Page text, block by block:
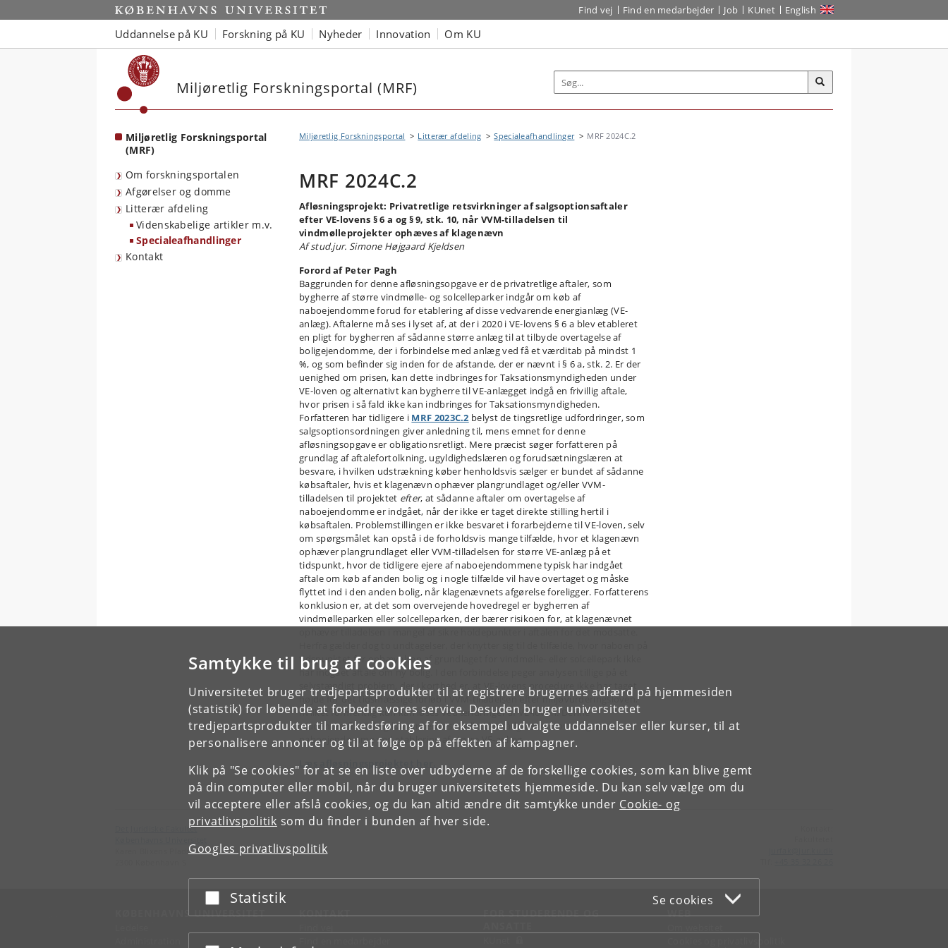
Samtykke til brug af cookies
Universitetet bruger tredjepartsprodukter til at registrere brugernes adfærd på hjemmesiden
(statistik) for løbende at forbedre vores service. Desuden bruger universitetet
tredjepartsprodukter til markedsføring af for eksempel udvalgte uddannelser eller kurser, til at
personalisere annoncer og til at følge op på effekten af kampagner.
Klik på "Se cookies" for at se en liste over udbyderne af de forskellige cookies, som kan blive gemt
på din computer eller mobil, når du bruger universitetets hjemmeside. Du kan selv vælge om du
vil acceptere eller afslå cookies, og du kan altid ændre dit samtykke under Cookie- og
privatlivspolitik som du finder i bunden af hver side.
Googles privatlivspolitik
Acceptér eller afslå
Statistik Se cookies
Start Find vej Find en medarbejder Job KUnet English
Uddannelse på KU Forskning på KU Nyheder Innovation Om KU
Miljøretlig Forskningsportal (MRF)
Miljøretlig Forskningsportal
(MRF)
Om forskningsportalen
Afgørelser og domme
Litterær afdeling
Videnskabelige artikler m.v.
Specialeafhandlinger
Kontakt
Miljøretlig Forskningsportal Litterær afdeling Specialeafhandlinger MRF 2024C.2
MRF 2024C.2
Afløsningsprojekt: Privatretlige retsvirkninger af salgsoptionsaftaler
efter VE-lovens § 6 a og § 9, stk. 10, når VVM-tilladelsen til
vindmølleprojekter ophæves af klagenævn
Af stud.jur. Simone Højgaard Kjeldsen
Forord af Peter Pagh
Baggrunden for denne afløsningsopgave er de privatretlige aftaler, som
bygherre af større vindmølle- og solcelleparker indgår om køb af
naboejendomme forud for etablering af disse vedvarende energianlæg (VE-
anlæg). Aftalerne må ses i lyset af, at der i 2020 i VE-lovens § 6 a blev etableret
en pligt for bygherren af sådanne større anlæg til at tilbyde overtagelse af
boligejendomme, der i forbindelse med anlæg ved få et værditab på mindst 1
%, og som befinder sig inden for de afstande, der er nævnt i § 6 a, stk. 2. Er der
uenighed om prisen, kan dette indbringes for Taksationsmyndigheden under
VE-loven og alternativt kan bygherre til VE-anlægget indgå en frivillig aftale,
hvor prisen i så fald ikke kan indbringes for Taksationsmyndigheden.
Forfatteren har tidligere i MRF 2023C.2 belyst de tingsretlige udfordringer, som
salgsoptionsordningen giver anledning til, mens emnet for denne
afløsningsopgave er obligationsretligt. Mere præcist søger forfatteren på
grundlag af aftalefortolkning, ugyldighedslæren og forudsætningslæren at
besvare, i hvilken udstrækning køber henholdsvis sælger er bundet af sådanne
købsaftaler, hvis et klagenævn ophæver plangrundlaget og/eller VVM-
tilladelsen til projektet efter, at sådanne aftaler om overtagelse af
naboejendomme er indgået, når der ikke er taget direkte stilling hertil i
købsaftalen. Problemstillingen er ikke besvaret i forarbejderne til VE-loven, selv
om spørgsmålet kan opstå i de forholdsvis mange tilfælde, hvor et klagenævn
ophæver plangrundlaget eller VVM-tilladelsen for større VE-anlæg på et
tidspunkt, hvor de tidligere ejere af naboejendommene typisk har indgået
aftale om køb af anden bolig og i nogle tilfælde vil have overtaget og måske
flyttet ind i den anden bolig, når klagenævnets afgørelse foreligger. Forfatterens
konklusion er, at det som overvejende hovedregel er bygherren af
vindmølleparken eller solcelleparken, der bærer risikoen for, at klagenævnet
tidspunktet for ophævelsen af grundlaget for vindmølle- eller solcellepark ikke
har indgået aftale om ny bolig. I den forbindelse peger analysen tillige på et
selvstændigt problem, der i korthed er, at VE-lovens procedure ikke har taget
højde for det tidsmæssige forløb i VVM-tilladelsen efter miljøvurderingsloven,
hvilket formentlig kun kan løses ved ændringer af VE-loven. Denne
studenterafhandling kan anbefales til alle, der rådgiver om overtagelse af
naboejendomme ved etablering af større VE-anlæg.
Læs afløsningsprojektet her.
Det Juridiske Fakultet
Karen Blixens Plads 16
KØBENHAVNS UNIVERSITET KONTAKT
FOR STUDERENDE OG
WEB